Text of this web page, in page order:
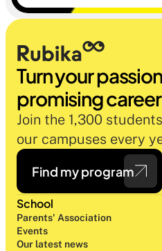
étudiants aux mutations
Turn your
promising
Join the 1,300
our campuses every
Find my program
School
Parents' Association
Events
Our latest news